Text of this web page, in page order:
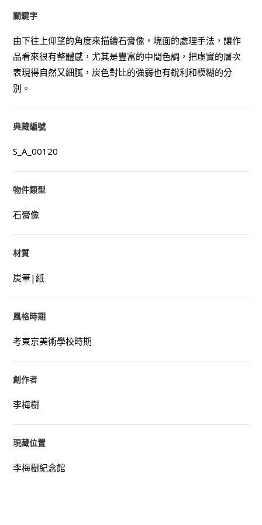
關鍵字
由下往上仰望的角度來描繪石膏像，塊面的處理手法，讓作
品看來很有整體感，尤其是豐富的中間色調，把虛實的層次
表現得自然又細膩，炭色對比的強弱也有銳利和模糊的分
別。
典藏編號
S_A_00120
物件類型
石膏像
材質
炭筆|紙
風格時期
考東京美術學校時期
創作者
李梅樹
現藏位置
李梅樹紀念館